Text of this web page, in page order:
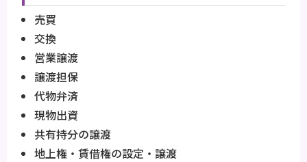
売買
交換
営業譲渡
譲渡担保
代物弁済
現物出資
共有持分の譲渡
地上権・賃借権の設定・譲渡